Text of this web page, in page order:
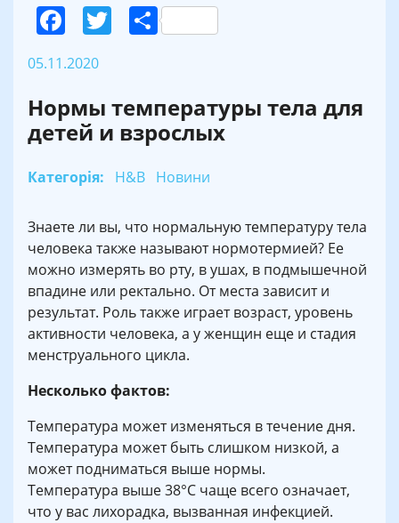
Facebook
Twitter
Поділитися
05.11.2020
Нормы температуры тела для
детей и взрослых
Категорія: H&B Новини
Знаете ли вы, что нормальную температуру тела
человека также называют нормотермией? Ее
можно измерять во рту, в ушах, в подмышечной
впадине или ректально. От места зависит и
результат. Роль также играет возраст, уровень
активности человека, а у женщин еще и стадия
менструального цикла.
Несколько фактов:
Температура может изменяться в течение дня.
Температура может быть слишком низкой, а
может подниматься выше нормы.
Температура выше 38°С чаще всего означает,
что у вас лихорадка, вызванная инфекцией.